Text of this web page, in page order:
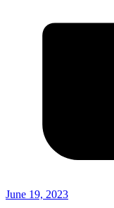
June 19, 2023